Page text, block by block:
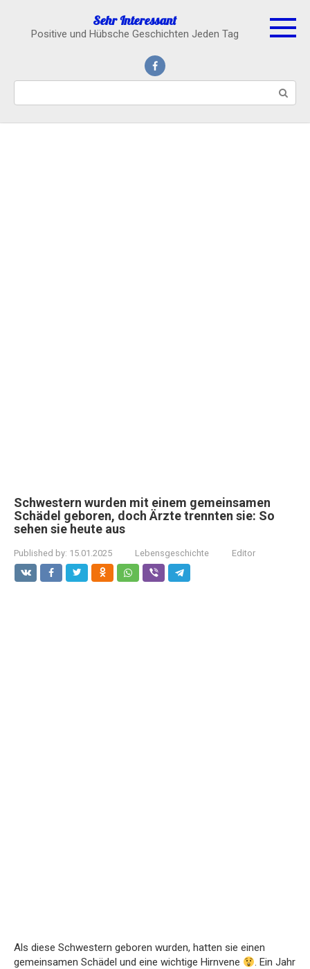
content
Sehr Interessant
Positive und Hübsche Geschichten Jeden Tag
Schwestern wurden mit einem gemeinsamen
Schädel geboren, doch Ärzte trennten sie: So
sehen sie heute aus
Published by: 15.01.2025 Lebensgeschichte Editor
Als diese Schwestern geboren wurden, hatten sie einen
gemeinsamen Schädel und eine wichtige Hirnvene
. Ein Jahr